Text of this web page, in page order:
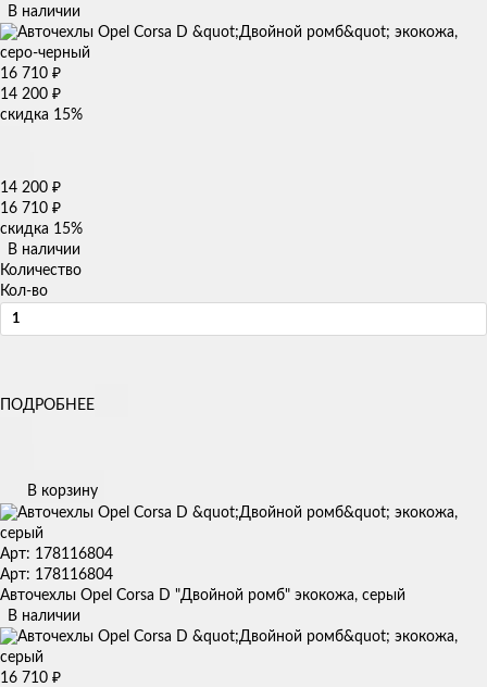
В наличии
16 710 ₽
14 200 ₽
скидка 15%
14 200 ₽
16 710 ₽
скидка 15%
В наличии
Количество
Кол-во
ПОДРОБНЕЕ
В корзину
Арт: 178116804
Арт: 178116804
Авточехлы Opel Corsa D "Двойной ромб" экокожа, серый
В наличии
16 710 ₽